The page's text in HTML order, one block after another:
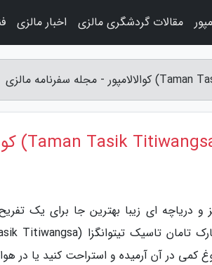
و دریاچه ای زیبا بهترین جا برای یک
کمی در آن آرمیده و استراحت کنید یا در
مقالات گردشگری مالزی اخبار مالزی